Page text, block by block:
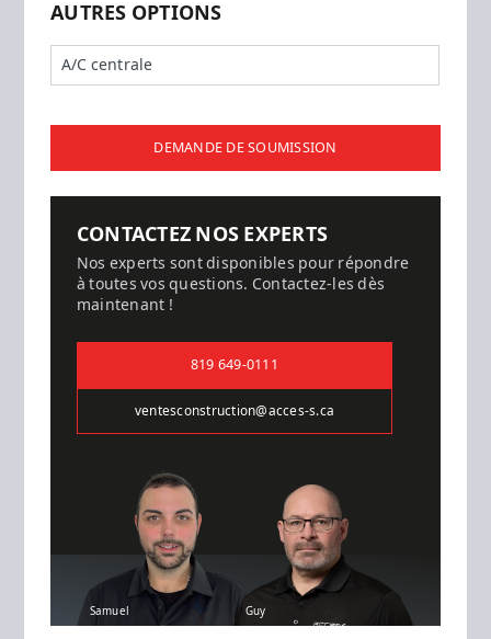
AUTRES OPTIONS
A/C centrale
DEMANDE DE SOUMISSION
CONTACTEZ NOS EXPERTS
Nos experts sont disponibles pour répondre
à toutes vos questions. Contactez-les dès
maintenant !
819 649-0111
ventesconstruction@acces-s.ca
Samuel Guy